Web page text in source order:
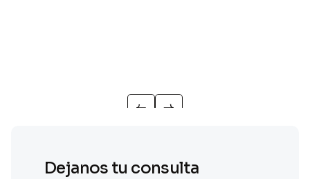
Dejanos tu consulta